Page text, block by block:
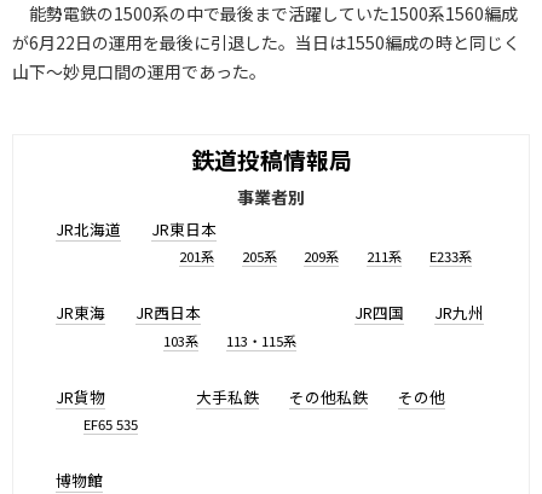
能勢電鉄の1500系の中で最後まで活躍していた1500系1560編成
が6月22日の運用を最後に引退した。当日は1550編成の時と同じく
山下～妙見口間の運用であった。
鉄道投稿情報局
事業者別
JR北海道 JR東日本
201系 205系 209系 211系 E233系
JR東海 JR西日本
103系 113・115系
JR四国 JR九州
JR貨物
EF65 535
大手私鉄 その他私鉄 その他
博物館